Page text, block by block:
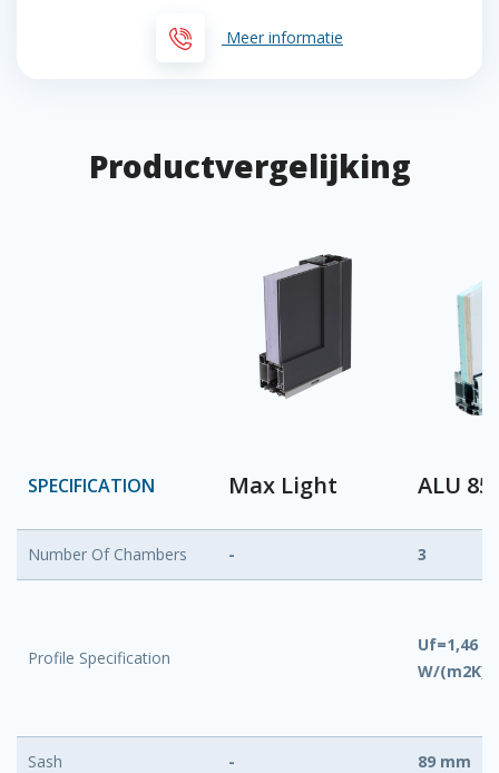
Meer informatie
Productvergelijking
SPECIFICATION Max Light ALU 85
Number Of Chambers - 3
Profile Specification
Uf=1,46 ili
W/(m2K)
Sash - 89 mm